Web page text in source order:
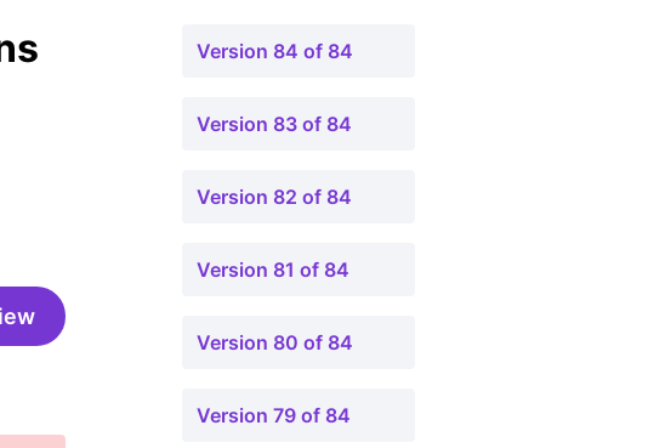
Version 84 of 84
Version 83 of 84
Version 82 of 84
Version 81 of 84
Version 80 of 84
Version 79 of 84